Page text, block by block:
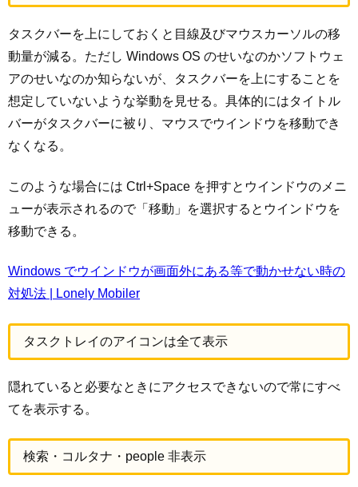
タスクバーを上にしておくと目線及びマウスカーソルの移
動量が減る。ただし Windows OS のせいなのかソフトウェ
アのせいなのか知らないが、タスクバーを上にすることを
想定していないような挙動を見せる。具体的にはタイトル
バーがタスクバーに被り、マウスでウインドウを移動でき
なくなる。
このような場合には Ctrl+Space を押すとウインドウのメニ
ューが表示されるので「移動」を選択するとウインドウを
移動できる。
Windows でウインドウが画面外にある等で動かせない時の
対処法 | Lonely Mobiler
タスクトレイのアイコンは全て表示
隠れていると必要なときにアクセスできないので常にすべ
てを表示する。
検索・コルタナ・people 非表示